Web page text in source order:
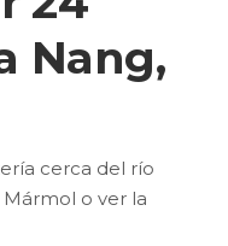
Nang,
cerca del río
Mármol o ver la